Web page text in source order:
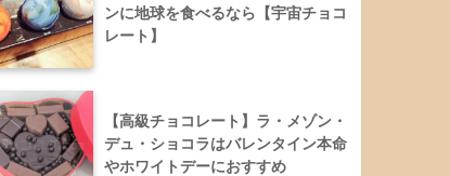
ンに地球を食べるなら【宇宙チョコ
レート】
【高級チョコレート】ラ・メゾン・
デュ・ショコラはバレンタイン本命
やホワイトデーにおすすめ